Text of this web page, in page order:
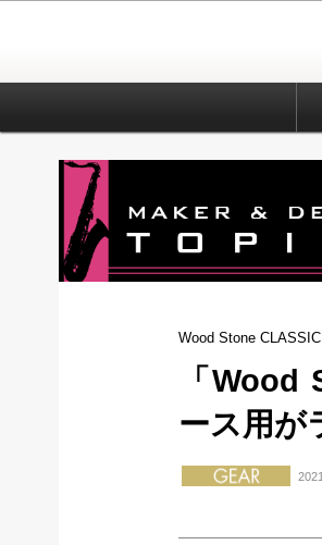
Wood Stone
「
ース用が